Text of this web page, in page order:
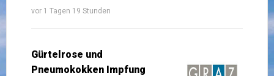
vor 1 Tagen 19 Stunden
Gürtelrose und
Pneumokokken Impfung